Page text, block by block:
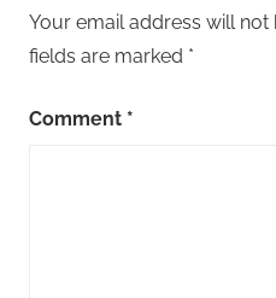
Your email address will not
fields are marked *
Comment *